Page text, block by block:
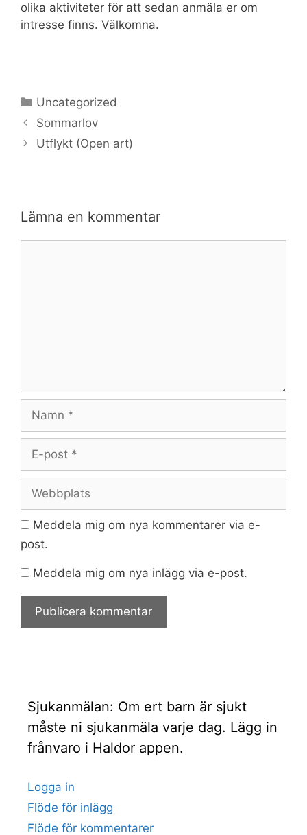
olika aktiviteter för att sedan anmäla er om
intresse finns. Välkomna.
Kategorier
Uncategorized
Sommarlov
Utflykt (Open art)
Lämna en kommentar
post
Meddela mig om nya kommentarer via e-
post.
Meddela mig om nya inlägg via e-post.
Sjukanmälan: Om ert barn är sjukt
måste ni sjukanmäla varje dag. Lägg in
frånvaro i Haldor appen.
Logga in
Flöde för inlägg
Flöde för kommentarer